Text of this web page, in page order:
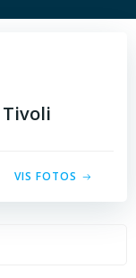
Tivoli
VIS FOTOS